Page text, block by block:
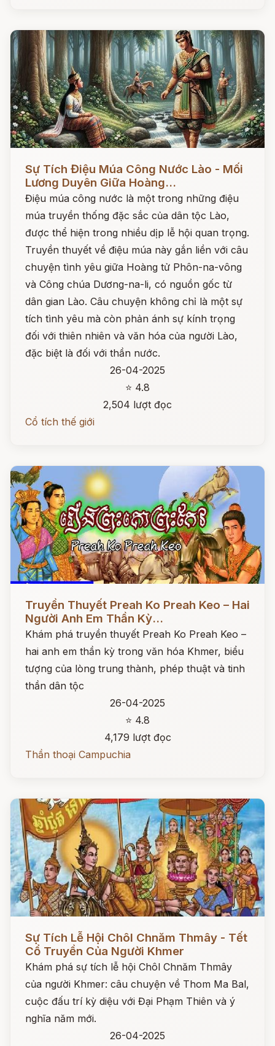
Sự Tích Điệu Múa Công Nước Lào - Mối
Lương Duyên Giữa Hoàng...
Điệu múa công nước là một trong những điệu
múa truyền thống đặc sắc của dân tộc Lào,
được thể hiện trong nhiều dịp lễ hội quan trọng.
Truyền thuyết về điệu múa này gắn liền với câu
chuyện tình yêu giữa Hoàng tử Phôn-na-vông
và Công chúa Dương-na-li, có nguồn gốc từ
dân gian Lào. Câu chuyện không chỉ là một sự
tích tình yêu mà còn phản ánh sự kính trọng
đối với thiên nhiên và văn hóa của người Lào,
đặc biệt là đối với thần nước.
26-04-2025
⭐ 4.8
2,504 lượt đọc
Cổ tích thế giới
Đọc ngay
Truyền Thuyết Preah Ko Preah Keo – Hai
Người Anh Em Thần Kỳ...
Khám phá truyền thuyết Preah Ko Preah Keo –
hai anh em thần kỳ trong văn hóa Khmer, biểu
tượng của lòng trung thành, phép thuật và tinh
thần dân tộc
26-04-2025
⭐ 4.8
4,179 lượt đọc
Thần thoại Campuchia
Sự Tích Lễ Hội Chôl Chnăm Thmây - Tết
Cổ Truyền Của Người Khmer
Khám phá sự tích lễ hội Chôl Chnăm Thmây
của người Khmer: câu chuyện về Thom Ma Bal,
cuộc đấu trí kỳ diệu với Đại Phạm Thiên và ý
nghĩa năm mới.
26-04-2025